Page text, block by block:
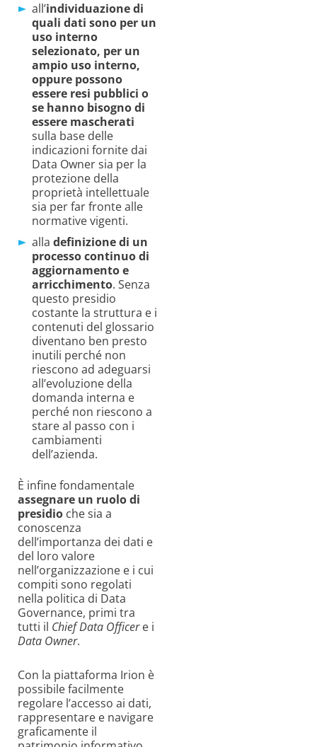
all’individuazione di
quali dati sono per un
uso interno
selezionato, per un
ampio uso interno,
oppure possono
essere resi pubblici o
se hanno bisogno di
essere mascherati
sulla base delle
indicazioni fornite dai
Data Owner sia per la
protezione della
proprietà intellettuale
sia per far fronte alle
normative vigenti.
alla definizione di un
processo continuo di
aggiornamento e
arricchimento. Senza
questo presidio
costante la struttura e i
contenuti del glossario
diventano ben presto
inutili perché non
riescono ad adeguarsi
all’evoluzione della
domanda interna e
perché non riescono a
stare al passo con i
cambiamenti
dell’azienda.
È infine fondamentale
assegnare un ruolo di
presidio che sia a
conoscenza
dell’importanza dei dati e
del loro valore
nell’organizzazione e i cui
compiti sono regolati
nella politica di Data
Governance, primi tra
tutti il Chief Data Officere i
Data Owner.
Con la piattaforma Irion è
possibile facilmente
regolare l’accesso ai dati,
rappresentare e navigare
graficamente il